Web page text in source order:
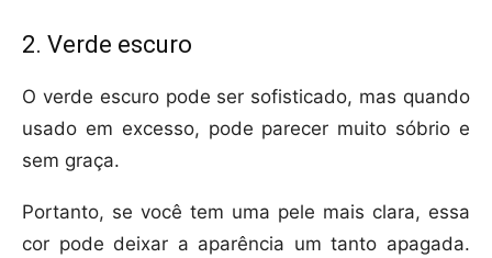
2. Verde escuro
O verde escuro pode ser sofisticado, mas quando
usado em excesso, pode parecer muito sóbrio e
sem graça.
Portanto, se você tem uma pele mais clara, essa
cor pode deixar a aparência um tanto apagada.